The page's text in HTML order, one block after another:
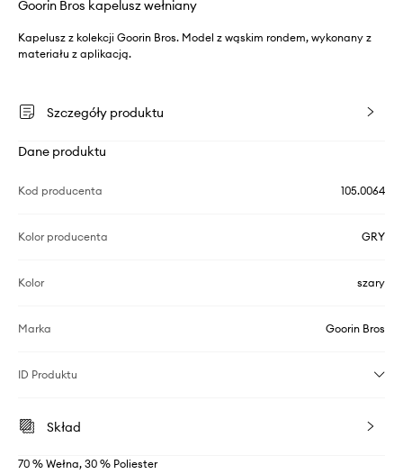
Goorin Bros kapelusz wełniany
Kapelusz z kolekcji Goorin Bros. Model z wąskim rondem, wykonany z
materiału z aplikacją.
Szczegóły produktu
Dane produktu
Kod producenta 105.0064
Kolor producenta GRY
Kolor szary
Marka Goorin Bros
ID Produktu
Skład
70 % Wełna, 30 % Poliester